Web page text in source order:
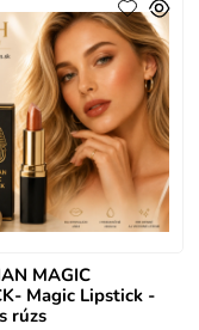
MAGIC
Magic Lipstick -
rúzs